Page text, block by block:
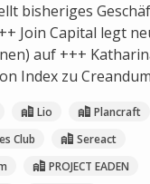
bisheriges
Join Capital legt
auf +++
Index zu
Lio
Plancraft
Club
Sereact
PROJECT EADEN